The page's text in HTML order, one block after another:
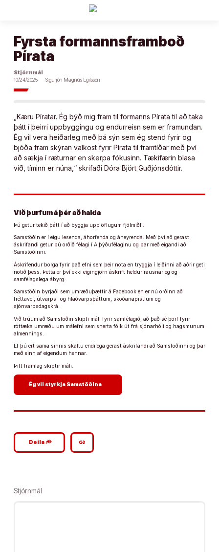
Fyrsta formannsframboð
Pírata
Stjórnmál
10/24/2025
Sigurjón Magnús Egilsson
„Kæru Píratar. Ég býð mig fram til formanns Pírata til að taka
þátt í þeirri uppbyggingu og endurreisn sem er framundan.
Ég vil vera heiðarleg með þá sýn sem ég stend fyrir og
bjóða fram skýran valkost fyrir Pírata til framtíðar með því
að sækja í ræturnar en skerpa fókusinn. Tækifærin blasa
við, tíminn er núna,“ skrifaði Dóra Björt Guðjónsdóttir.
Við þurfum á þér að halda
Þú getur tekið þátt í að byggja upp öflugum fjölmiðli.
Samstöðin er í eigu lesenda, áhorfenda og áheyrenda. Með því að gerast
áskrifandi getur þú orðið félagi í Alþýðufélaginu og þar með eigandi að
Samstöðinni.
Áskrifendur borga fyrir það efni sem þeir nota en tryggja í leiðinni að aðrir geti
notið þess. Þetta er því ekki eigingjörn áskrift heldur rausnarleg og
samfélagslega ábyrg.
Samstöðin byrjaði sem umræðuþættir á Facebook en er nú orðinn að
fréttavef, útvarps- og hlaðvarpsþáttum, skoðanapistlum og
sjónvarpsdagskrá.
Við trúum að Samstöðin skipti máli fyrir samfélagið, að það sé þörf fyrir
róttæka umræðu um málefni sem snerta fólk út frá sjónarhóli og hagsmunum
almennings.
Ef þú ert sama sinnis skaltu endilega gerast áskrifandi að Samstöðinni og þar
með einn af eigendum hennar.
Þitt framlag skiptir máli.
Ég vil styrkja Samstöðina
Deilagoogle_plus_reshare link
Stjórnmál